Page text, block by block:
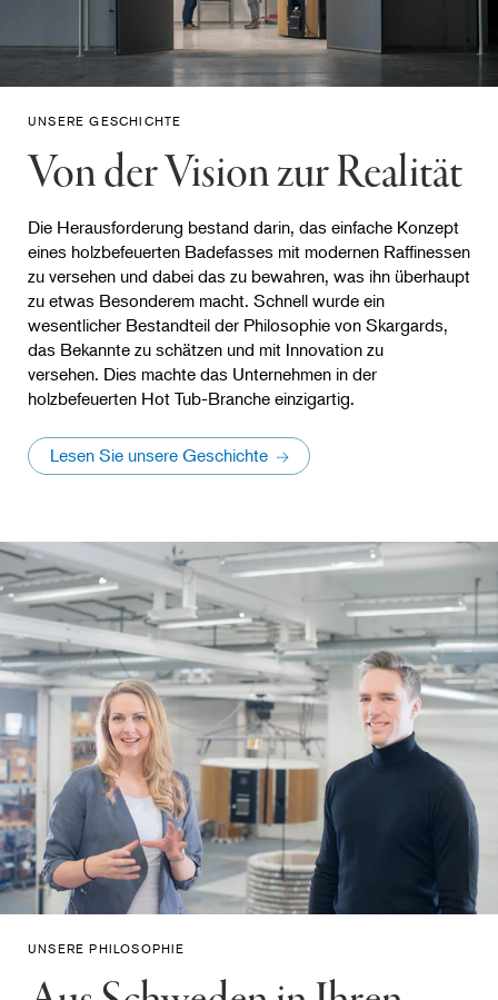
UNSERE GESCHICHTE
Von der Vision zur Realität
Die Herausforderung bestand darin, das einfache Konzept
eines holzbefeuerten Badefasses mit modernen Raffinessen
zu versehen und dabei das zu bewahren, was ihn überhaupt
zu etwas Besonderem macht. Schnell wurde ein
wesentlicher Bestandteil der Philosophie von Skargards,
das Bekannte zu schätzen und mit Innovation zu
versehen. Dies machte das Unternehmen in der
holzbefeuerten Hot Tub-Branche einzigartig.
Lesen Sie unsere Geschichte
UNSERE PHILOSOPHIE